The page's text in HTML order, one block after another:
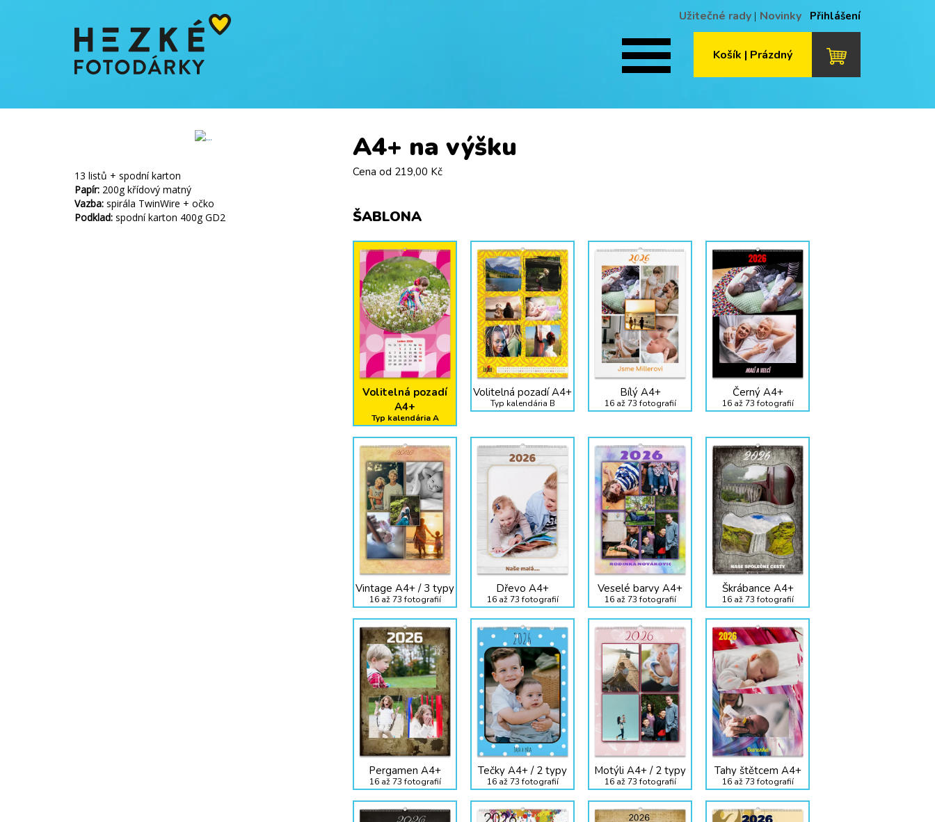
Přihlášení
Užitečné rady | Novinky
Košík | Prázdný
13 listů + spodní karton
Papír: 200g křídový matný
Vazba: spirála TwinWire + očko
Podklad: spodní karton 400g GD2
A4+ na výšku
Cena od 219,00 Kč
ŠABLONA
Volitelná pozadí
A4+
Typ kalendária A
Volitelná pozadí A4+
Typ kalendária B
Bílý A4+
16 až 73 fotografií
Černý A4+
16 až 73 fotografií
Vintage A4+ / 3 typy
16 až 73 fotografií
Dřevo A4+
16 až 73 fotografií
Veselé barvy A4+
16 až 73 fotografií
Škrábance A4+
16 až 73 fotografií
Pergamen A4+
16 až 73 fotografií
Tečky A4+ / 2 typy
16 až 73 fotografií
Motýli A4+ / 2 typy
16 až 73 fotografií
Tahy štětcem A4+
16 až 73 fotografií